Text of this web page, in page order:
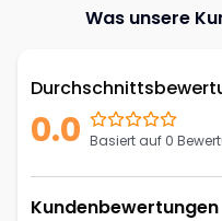
Was unsere
0.0 Basiert auf 0
Kundenbewertungen